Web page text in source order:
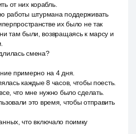
от них корабль.
работы штурмана поддерживать
их было не так
там были, возвращаясь к марсу и
смена?
примерно на 4 дня.
каждые 8 часов, чтобы поесть.
что мне нужно было сделать.
это время, чтобы отправить
что включало поимку